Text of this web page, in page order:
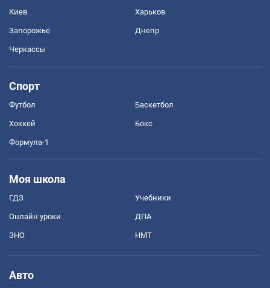
Киев Харьков
Запорожье Днепр
Черкассы
Спорт
Футбол Баскетбол
Хоккей Бокс
Формула-1
Моя школа
ГДЗ Учебники
Онлайн уроки ДПА
ЗНО НМТ
Авто